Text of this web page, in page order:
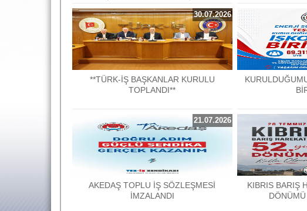
30.07.2026
**TÜRK-İŞ BAŞKANLAR KURULU
TOPLANDI**
21.07.2026
AKEDAŞ TOPLU İŞ SÖZLEŞMESİ
İMZALANDI
KIBRIS BARIŞ